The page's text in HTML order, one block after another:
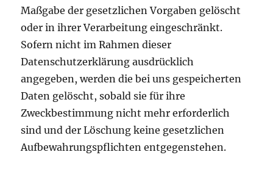
Maßgabe der gesetzlichen Vorgaben gelöscht
oder in ihrer Verarbeitung eingeschränkt.
Sofern nicht im Rahmen dieser
Datenschutzerklärung ausdrücklich
angegeben, werden die bei uns gespeicherten
Daten gelöscht, sobald sie für ihre
Zweckbestimmung nicht mehr erforderlich
sind und der Löschung keine gesetzlichen
Aufbewahrungspflichten entgegenstehen.